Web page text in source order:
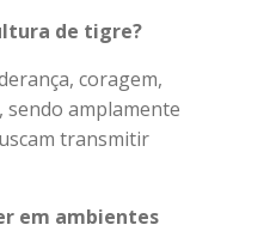
de tigre?
coragem,
sendo amplamente
transmitir
em ambientes